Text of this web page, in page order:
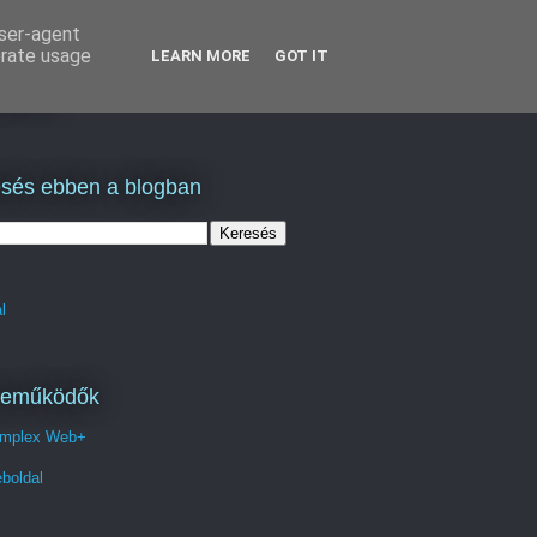
ebben a blogban
Web+
agent
usage
LEARN MORE GOT IT